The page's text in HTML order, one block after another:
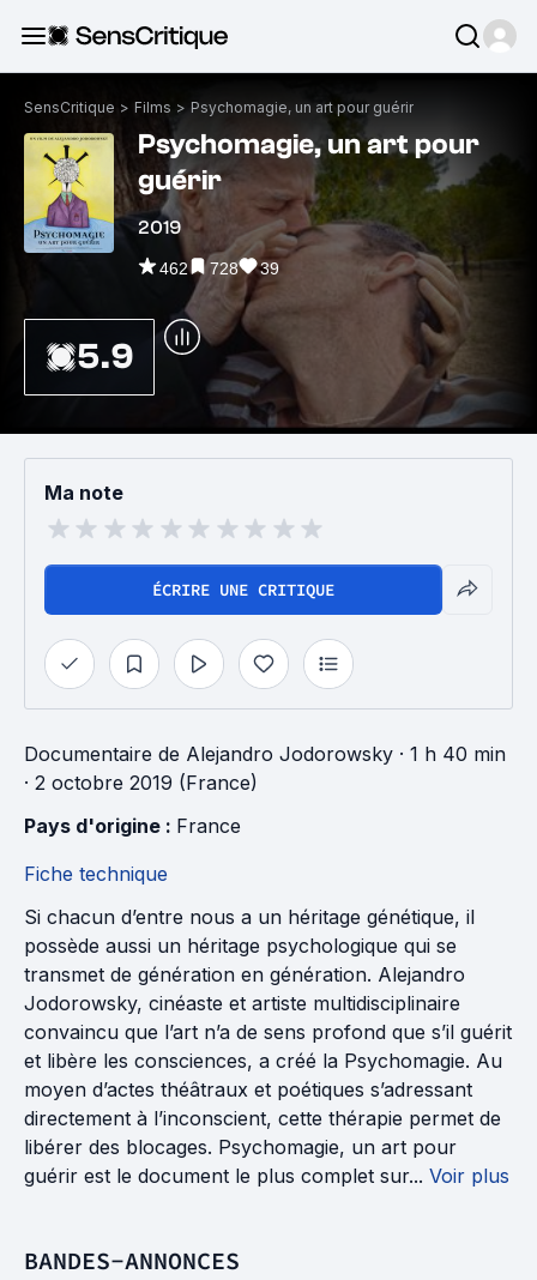
SensCritique > Films > Psychomagie, un art pour guérir
Psychomagie, un art pour
guérir
2019
462 728 39
5.9
Ma note
ÉCRIRE UNE CRITIQUE
Documentaire de Alejandro Jodorowsky · 1 h 40 min
· 2 octobre 2019 (France)
Pays d'origine : France
Fiche technique
Si chacun d’entre nous a un héritage génétique, il
possède aussi un héritage psychologique qui se
transmet de génération en génération. Alejandro
Jodorowsky, cinéaste et artiste multidisciplinaire
convaincu que l’art n’a de sens profond que s’il guérit
et libère les consciences, a créé la Psychomagie. Au
moyen d’actes théâtraux et poétiques s’adressant
directement à l’inconscient, cette thérapie permet de
libérer des blocages. Psychomagie, un art pour
guérir est le document le plus complet sur... Voir plus
BANDES-ANNONCES